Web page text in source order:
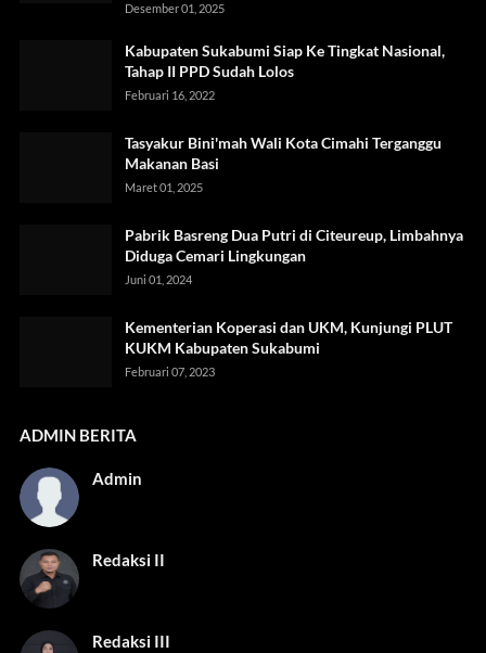
Desember 01, 2025
Kabupaten Sukabumi Siap Ke Tingkat Nasional,
Tahap II PPD Sudah Lolos
Februari 16, 2022
Tasyakur Bini'mah Wali Kota Cimahi Terganggu
Makanan Basi
Maret 01, 2025
Pabrik Basreng Dua Putri di Citeureup, Limbahnya
Diduga Cemari Lingkungan
Juni 01, 2024
Kementerian Koperasi dan UKM, Kunjungi PLUT
KUKM Kabupaten Sukabumi
Februari 07, 2023
ADMIN BERITA
Admin
Redaksi II
Redaksi III